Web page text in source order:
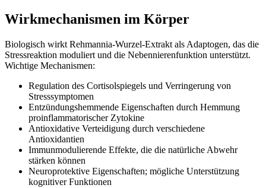
Wirkmechanismen im Körper
Biologisch wirkt Rehmannia-Wurzel-Extrakt als Adaptogen, das die
Stressreaktion moduliert und die Nebennierenfunktion unterstützt.
Wichtige Mechanismen:
Regulation des Cortisolspiegels und Verringerung von
Stresssymptomen
Entzündungshemmende Eigenschaften durch Hemmung
proinflammatorischer Zytokine
Antioxidative Verteidigung durch verschiedene
Antioxidantien
Immunmodulierende Effekte, die die natürliche Abwehr
stärken können
Neuroprotektive Eigenschaften; mögliche Unterstützung
kognitiver Funktionen